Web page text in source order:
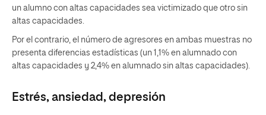
un alumno con altas capacidades sea victimizado que otro sin
altas capacidades.
Por el contrario, el número de agresores en ambas muestras no
presenta diferencias estadísticas (un 1,1% en alumnado con
altas capacidades y 2,4% en alumnado sin altas capacidades).
Estrés, ansiedad, depresión